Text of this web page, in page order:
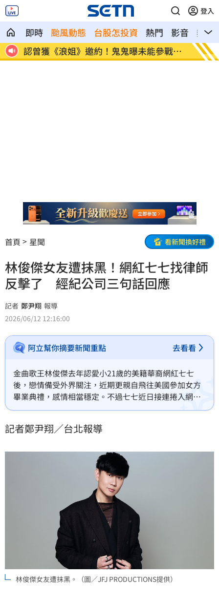
登入
即時 颱風動態 台股怎投資 熱門 影音
熱搜
法
認曾獲《浪姐》邀約！鬼鬼曝未能參戰苦
衷
昔網
元
首頁 星聞 看新聞換好禮
林俊傑女友遭抹黑！網紅七七找律師
反擊了 經紀公司三句話回應
記者 鄭尹翔 報導
2026/06/12 12:16:00
阿立幫你摘要新聞重點 去看看
金曲歌王林俊傑去年認愛小21歲的美籍華裔網紅七七
後，戀情備受外界關注，近期更親自飛往美國參加女方
畢業典禮，感情相當穩定。不過七七近日接連捲入網路
爆料風波，被指控是「外圍女」、「欠錢不還」，甚至
硬反擊，而林俊傑經紀公司也首度做出回應。
記者鄭尹翔／台北報導
林俊傑女友遭抹黑。（圖／JFJ PRODUCTIONS提供）